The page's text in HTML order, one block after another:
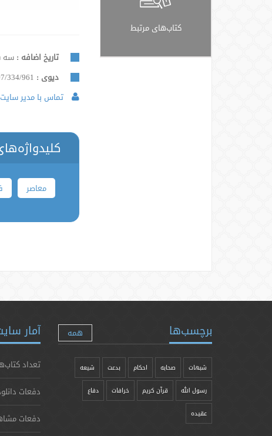
کتاب‌های مرتبط
تاریخ اضافه : سه
دیوی : 334/961
تماس با مدیر سایت
معاصر
برچسب‌ها همه
شبهات صحابه احکام بدعت شیعه
رسول الله قرآن کریم خرافات دفاع
عقیده
آمار
تعداد
دفعات
دفعات